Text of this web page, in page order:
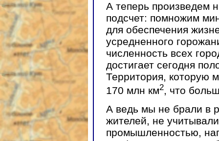
А теперь произведем
подсчет: помножим
для обеспечения
усредненного
численность всех
достигает сегодня
Территория, которую
170 млн км2, что
А ведь мы не брали в
жителей, не
промышленностью,